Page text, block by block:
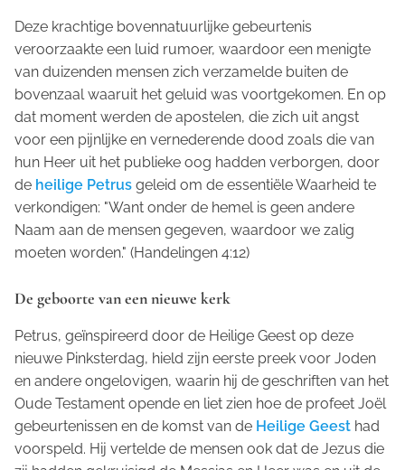
Deze krachtige bovennatuurlijke gebeurtenis
veroorzaakte een luid rumoer, waardoor een menigte
van duizenden mensen zich verzamelde buiten de
bovenzaal waaruit het geluid was voortgekomen. En op
dat moment werden de apostelen, die zich uit angst
voor een pijnlijke en vernederende dood zoals die van
hun Heer uit het publieke oog hadden verborgen, door
de heilige Petrus geleid om de essentiële Waarheid te
verkondigen: "Want onder de hemel is geen andere
Naam aan de mensen gegeven, waardoor we zalig
moeten worden." (Handelingen 4:12)
De geboorte van een nieuwe kerk
Petrus, geïnspireerd door de Heilige Geest op deze
nieuwe Pinksterdag, hield zijn eerste preek voor Joden
en andere ongelovigen, waarin hij de geschriften van het
Oude Testament opende en liet zien hoe de profeet Joël
gebeurtenissen en de komst van de Heilige Geest had
voorspeld. Hij vertelde de mensen ook dat de Jezus die